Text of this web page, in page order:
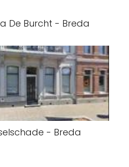
De Burcht - Breda
- Breda